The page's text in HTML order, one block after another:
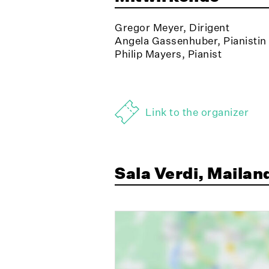
Gregor Meyer, Dirigent
Angela Gassenhuber, Pianistin
Philip Mayers, Pianist
Link to the organizer
Sala Verdi,